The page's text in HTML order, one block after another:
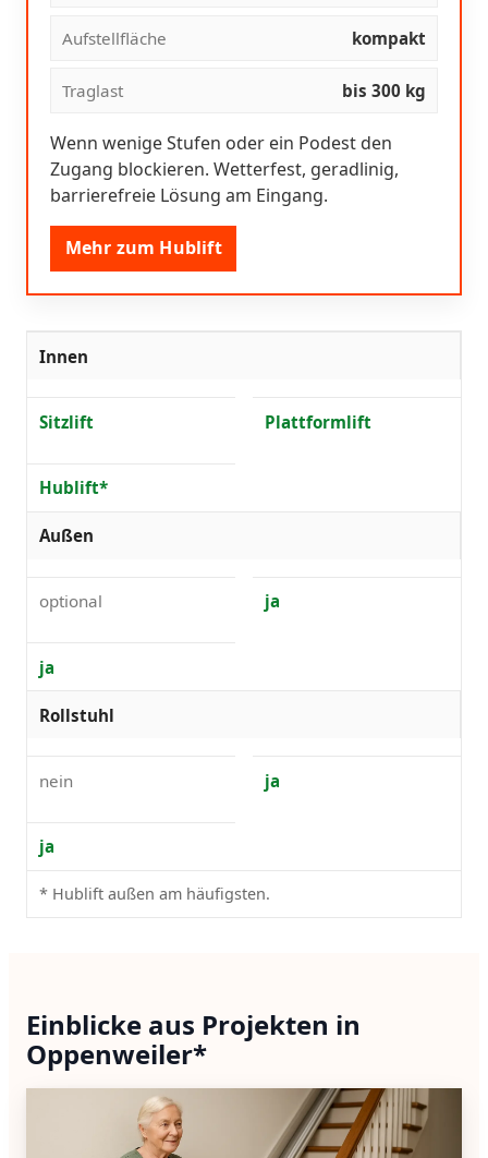
Aufstellfläche kompakt
Traglast bis 300 kg
Wenn wenige Stufen oder ein Podest den
Zugang blockieren. Wetterfest, geradlinig,
barrierefreie Lösung am Eingang.
Mehr zum Hublift
Innen
Sitzlift Plattformlift
Hublift*
Außen
optional ja
ja
Rollstuhl
nein ja
ja
* Hublift außen am häufigsten.
Einblicke aus Projekten in
Oppenweiler*